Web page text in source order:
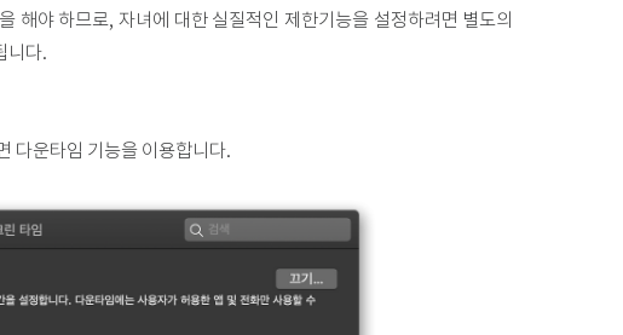
해야 하므로, 자녀에 대한 실질적인 제한기능을 설정하려면 별도의
니다.
다운타임 기능을 이용합니다.